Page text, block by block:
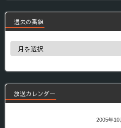
過去の番組
過
組
放送カレンダー
2005年10